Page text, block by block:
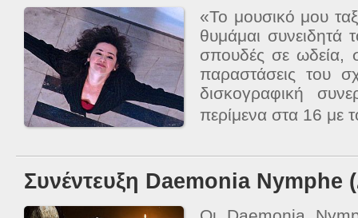
«Το μουσικό μου
θυμάμαι συνειδητά
σπουδές σε ωδεία,
παραστάσεις του
δισκογραφική
περίμενα στα 16 με
Συνέντευξη Daemonia Nymphe